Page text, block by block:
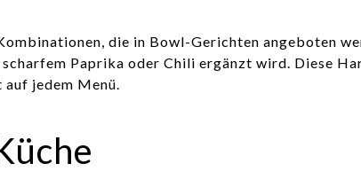
die in Bowl-Gerichten angeboten
Paprika oder Chili ergänzt wird. Diese
jedem Menü.